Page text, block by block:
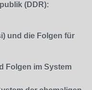
(DDR):
und die Folgen für
Folgen im System